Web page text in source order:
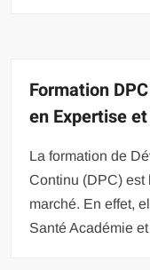
Formation
en Expertise
La formation de
Continu (DPC) est
marché. En effet,
Santé Académie